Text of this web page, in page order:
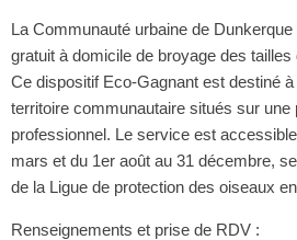
La Communauté urbaine de
gratuit à domicile de broyage des
Ce dispositif Eco-Gagnant est destiné
territoire communautaire situés sur une
professionnel. Le service est
mars et du 1er août au 31 décembre,
de la Ligue de protection des oiseaux
Renseignements et prise de RDV :